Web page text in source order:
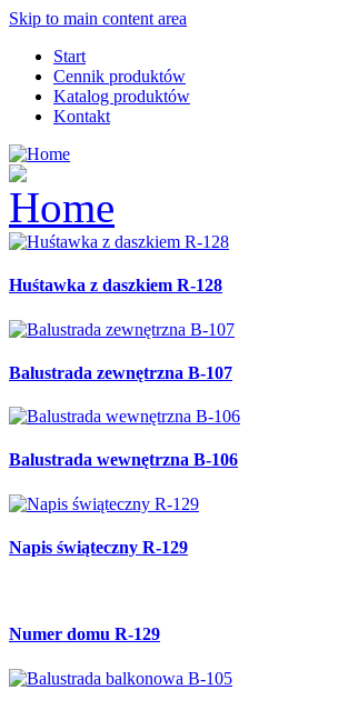
Skip to main content area
Start
Cennik produktów
Katalog produktów
Kontakt
Huśtawka z daszkiem R-128
Balustrada zewnętrzna B-107
Balustrada wewnętrzna B-106
Napis świąteczny R-129
Numer domu R-129